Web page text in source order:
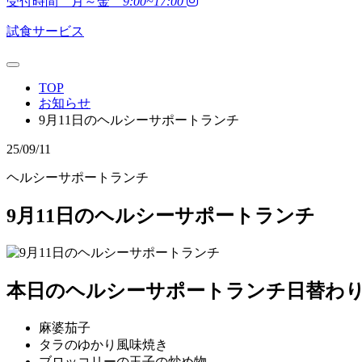
試食サービス
TOP
お知らせ
9月11日のヘルシーサポートランチ
25/09/11
ヘルシーサポートランチ
9月11日のヘルシーサポートランチ
本日のヘルシーサポートランチ日替わ
麻婆茄子
タラのゆかり風味焼き